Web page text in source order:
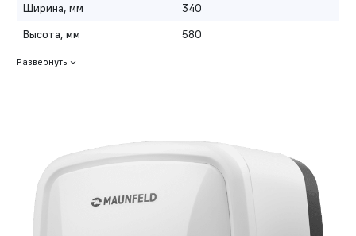
Ширина, мм
340
Высота, мм
580
Развернуть